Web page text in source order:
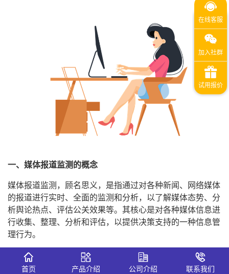
一、媒体报道监测的概念
媒体报道监测，顾名思义，是指通过对各种新闻、网络媒体
的报道进行实时、全面的监测和分析，以了解媒体态势、分
析舆论热点、评估公关效果等。其核心是对各种媒体信息进
行收集、整理、分析和评估，以提供决策支持的一种信息管
理行为。
二、媒体报道监测的意义
首页 产品介绍 公司介绍 联系我们